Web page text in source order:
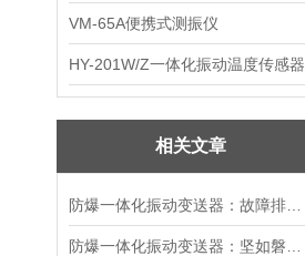
VM-65A便携式测振仪
HY-201W/Z一体化振动温度传感器
相关文章